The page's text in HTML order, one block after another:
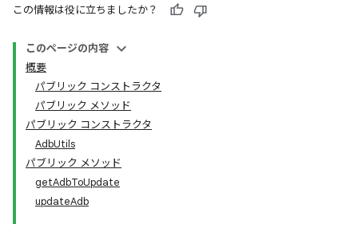
この情報は役に立ちましたか？
このページの内容
概要
パブリック コンストラクタ
パブリック メソッド
パブリック コンストラクタ
AdbUtils
パブリック メソッド
getAdbToUpdate
updateAdb